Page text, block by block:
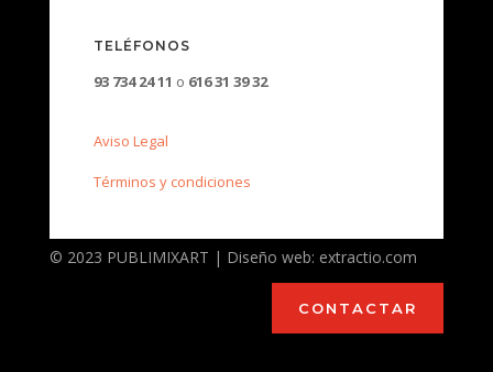
TELÉFONOS
93 734 24 11 o 616 31 39 32
Aviso Legal
Términos y condiciones
© 2023 PUBLIMIXART | Diseño web: extractio.com
CONTACTAR